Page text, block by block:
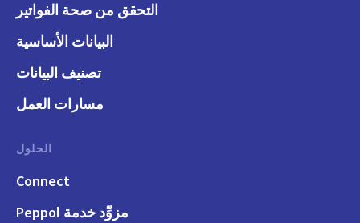
التحقق من صحة الفواتير
البيانات الأساسية
تصنيف البيانات
مسارات العمل
الحلول
Connect
مزوِّد خدمة Peppol